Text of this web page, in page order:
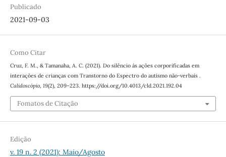
Publicado
2021-09-03
Como Citar
Cruz, F. M., & Tamanaha, A. C. (2021). Do silêncio às ações corporificadas em
interações de crianças com Transtorno do Espectro do autismo não-verbais .
Calidoscópio, 19(2), 209–223. https://doi.org/10.4013/cld.2021.192.04
Fomatos de Citação
Edição
v. 19 n. 2 (2021): Maio/Agosto